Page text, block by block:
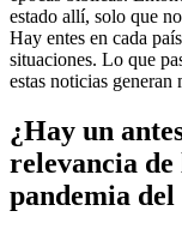
estado allí, solo que
Hay entes en cada
situaciones. Lo que
estas noticias generan
¿Hay un
relevancia de
pandemia